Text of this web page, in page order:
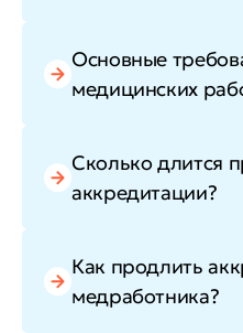
Основные
медицинских
Сколько длится
аккредитации?
Как продлить
медработника?